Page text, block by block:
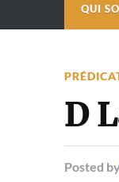
QUI
D
Posted by